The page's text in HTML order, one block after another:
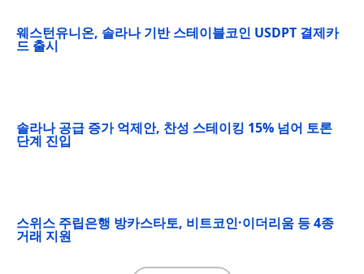
웨스턴유니온, 솔라나 기반 스테이블코인 USDPT 결제카
드 출시
솔라나 공급 증가 억제안, 찬성 스테이킹 15% 넘어 토론
단계 진입
스위스 주립은행 방카스타토, 비트코인·이더리움 등 4종
거래 지원